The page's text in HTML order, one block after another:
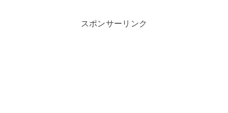
スポンサーリンク